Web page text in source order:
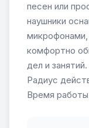
песен или
наушники
комфортно
дел и занятий.
Радиус
Время